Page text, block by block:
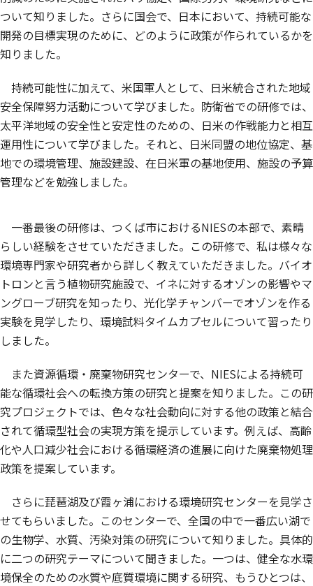
ついて知りました。さらに国会で、日本において、持続可能な
開発の目標実現のために、どのように政策が作られているかを
知りました。
持続可能性に加えて、米国軍人として、日米統合された地域
安全保障努力活動について学びました。防衛省での研修では、
太平洋地域の安全性と安定性のための、日米の作戦能力と相互
運用性について学びました。それと、日米同盟の地位協定、基
地での環境管理、施設建設、在日米軍の基地使用、施設の予算
管理などを勉強しました。
一番最後の研修は、つくば市におけるNIESの本部で、素晴
らしい経験をさせていただきました。この研修で、私は様々な
環境専門家や研究者から詳しく教えていただきました。バイオ
トロンと言う植物研究施設で、イネに対するオゾンの影響やマ
ングローブ研究を知ったり、光化学チャンバーでオゾンを作る
実験を見学したり、環境試料タイムカプセルについて習ったり
しました。
また資源循環・廃棄物研究センターで、NIESによる持続可
能な循環社会への転換方策の研究と提案を知りました。この研
究プロジェクトでは、色々な社会動向に対する他の政策と結合
されて循環型社会の実現方策を提示しています。例えば、高齢
化や人口減少社会における循環経済の進展に向けた廃棄物処理
政策を提案しています。
さらに琵琶湖及び霞ヶ浦における環境研究センターを見学さ
せてもらいました。このセンターで、全国の中で一番広い湖で
の生物学、水質、汚染対策の研究について知りました。具体的
に二つの研究テーマについて聞きました。一つは、健全な水環
境保全のための水質や底質環境に関する研究、もうひとつは、